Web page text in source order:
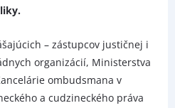
– zástupcov justičnej i
organizácií, Ministerstva
ombudsmana v
a cudzineckého práva